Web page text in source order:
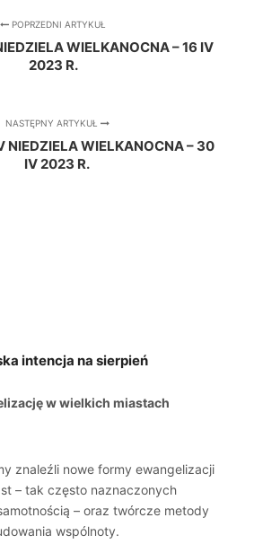
POPRZEDNI ARTYKUŁ
WIELKANOCNA – 16 IV
2023 R.
NASTĘPNY ARTYKUŁ
NIEDZIELA WIELKANOCNA – 30
IV 2023 R.
intencja na sierpień
w wielkich miastach
znaleźli nowe formy ewangelizacji
– tak często naznaczonych
– oraz twórcze metody
wspólnoty.